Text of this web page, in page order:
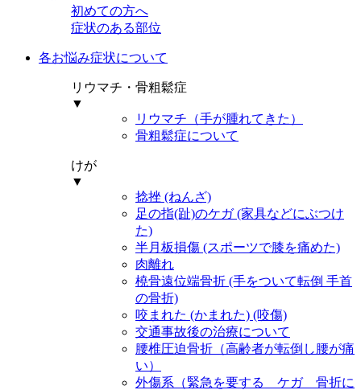
初めての方へ
症状のある部位
各お悩み症状について
リウマチ・骨粗鬆症
▼
リウマチ（手が腫れてきた）
骨粗鬆症について
けが
▼
捻挫 (ねんざ)
足の指(趾)のケガ (家具などにぶつけ
た)
半月板損傷 (スポーツで膝を痛めた)
肉離れ
橈骨遠位端骨折 (手をついて転倒 手首
の骨折)
咬まれた (かまれた) (咬傷)
交通事故後の治療について
腰椎圧迫骨折（高齢者が転倒し腰が痛
い）
外傷系（緊急を要する ケガ 骨折に